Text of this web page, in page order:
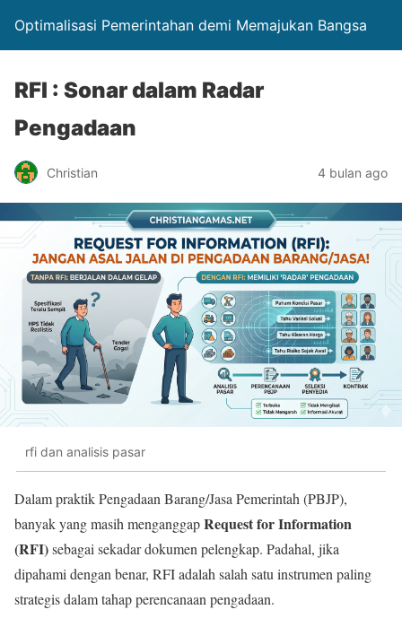
Optimalisasi Pemerintahan demi Memajukan Bangsa
RFI : Sonar dalam Radar
Pengadaan
Christian 4 bulan ago
rfi dan analisis pasar
Dalam praktik Pengadaan Barang/Jasa Pemerintah (PBJP),
banyak yang masih menganggapRequest for Information
(RFI)sebagai sekadar dokumen pelengkap. Padahal, jika
dipahami dengan benar, RFI adalah salah satu instrumen paling
strategis dalam tahap perencanaan pengadaan.